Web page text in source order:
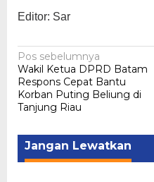
Editor: Sar
Navigasi
pos
Pos sebelumnya
Wakil Ketua DPRD Batam
Respons Cepat Bantu
Korban Puting Beliung di
Tanjung Riau
Jangan Lewatkan